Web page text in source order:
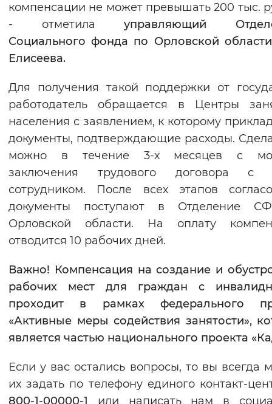
компенсации не может превышать 200 тыс.
- отметилауправляющий
Социального фонда по Орловской
Елисеева.
Для получения такой поддержки от
работодатель обращается в Центры
населения с заявлением, к которому
документы, подтверждающие расходы.
можно в течение 3-х месяцев с
заключения трудового договора с
сотрудником. После всех этапов
документы поступают в Отделение
Орловской области. На оплату
отводится 10 рабочих дней.
Важно! Компенсация на создание и
рабочих мест для граждан с
проходит в рамках федерального
«Активные меры содействия занятости»,
является частью национального проекта
Если у вас остались вопросы, то вы всегда
их задать по телефону единого контакт-
800-1-00000-1 или написать нам в